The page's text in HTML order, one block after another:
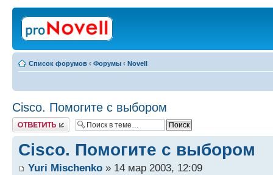
Список форумов ‹ Форумы ‹ Novell
Cisco. Помогите с выбором
Ответить
Cisco. Помогите с выбором
Yuri Mischenko » 14 мар 2003, 12:09